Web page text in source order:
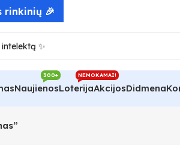
Naujienos
300+
Loterija
NEMOKAMAI!
AkcijosDidmena
rinkinių 🎉